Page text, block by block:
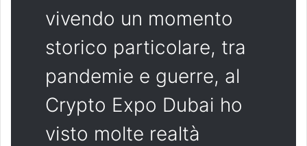
vivendo un momento
storico particolare, tra
pandemie e guerre, al
Crypto Expo Dubai ho
visto molte realtà